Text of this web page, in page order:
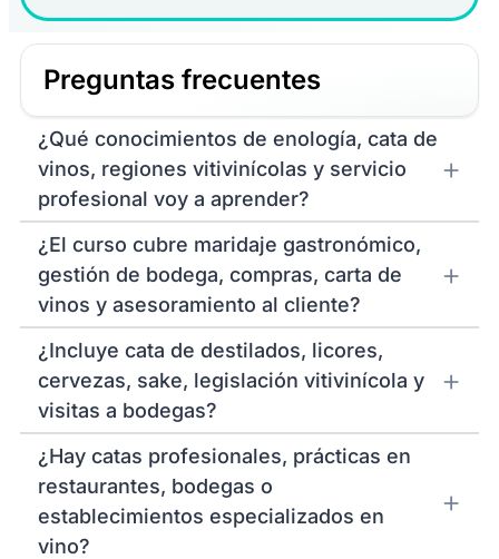
Preguntas frecuentes
¿Qué conocimientos de enología, cata de
vinos, regiones vitivinícolas y servicio
profesional voy a aprender?
¿El curso cubre maridaje gastronómico,
gestión de bodega, compras, carta de
vinos y asesoramiento al cliente?
¿Incluye cata de destilados, licores,
cervezas, sake, legislación vitivinícola y
visitas a bodegas?
¿Hay catas profesionales, prácticas en
restaurantes, bodegas o
establecimientos especializados en
vino?